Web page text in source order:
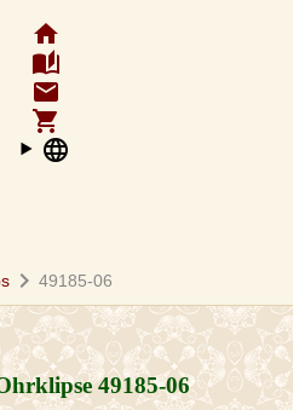
home
auto_stories
email
shopping_cart
language
chevron_right 49185-06
49185-06